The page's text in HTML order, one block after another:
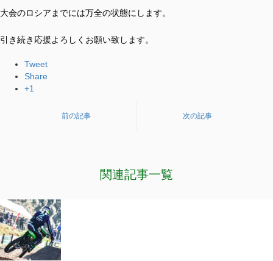
大会のロシアまでには万全の状態にします。
引き続き応援よろしくお願い致します。
Tweet
Share
+1
前の記事 次の記事
関連記事一覧